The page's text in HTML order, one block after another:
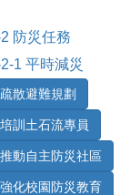
防災任務
1 平時減災
疏散避難規劃
培訓土石流專員
推動自主防災社區
強化校園防災教育